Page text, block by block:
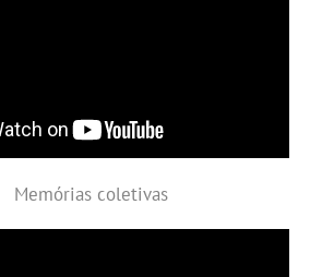
Memórias coletivas